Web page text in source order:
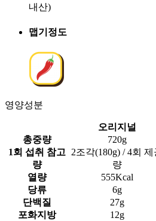
내산)
맵기정도
영양성분
오리지널
총중량
720g
1회 섭취 참고
량
2조각(180g) / 4회 제
량
열량
555Kcal
당류
6g
단백질
27g
포화지방
12g